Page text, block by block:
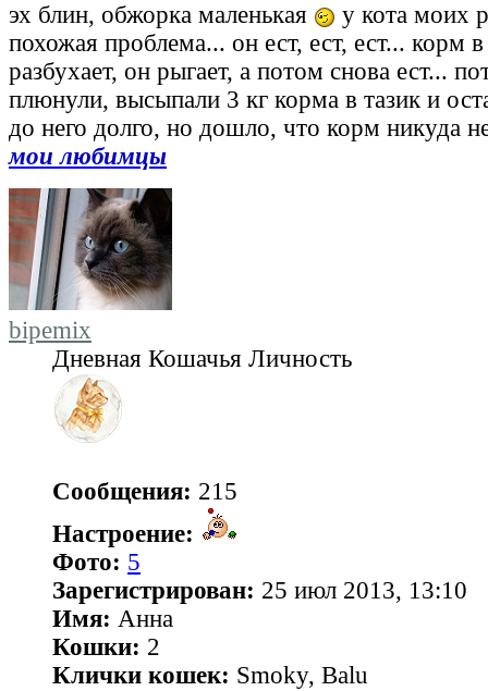
эх блин, обжорка маленькая
у кота моих
похожая проблема... он ест, ест, ест... корм
разбухает, он рыгает, а потом снова ест...
плюнули, высыпали 3 кг корма в тазик и
до него долго, но дошло, что корм никуда
мои любимцы
bipemix
Дневная Кошачья Личность
Сообщения: 215
Настроение:
Фото: 5
Зарегистрирован: 25 июл 2013, 13:10
Имя: Анна
Кошки: 2
Клички кошек: Smoky, Balu